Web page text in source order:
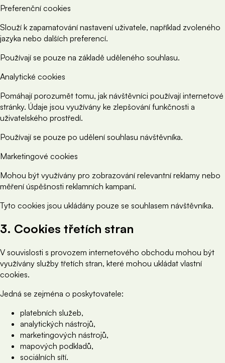
Preferenční cookies
Slouží k zapamatování nastavení uživatele, například zvoleného
jazyka nebo dalších preferencí.
Používají se pouze na základě uděleného souhlasu.
Analytické cookies
Pomáhají porozumět tomu, jak návštěvníci používají internetové
stránky. Údaje jsou využívány ke zlepšování funkčnosti a
uživatelského prostředí.
Používají se pouze po udělení souhlasu návštěvníka.
Marketingové cookies
Mohou být využívány pro zobrazování relevantní reklamy nebo
měření úspěšnosti reklamních kampaní.
Tyto cookies jsou ukládány pouze se souhlasem návštěvníka.
3. Cookies třetích stran
V souvislosti s provozem internetového obchodu mohou být
využívány služby třetích stran, které mohou ukládat vlastní
cookies.
Jedná se zejména o poskytovatele:
platebních služeb,
analytických nástrojů,
marketingových nástrojů,
mapových podkladů,
sociálních sítí.